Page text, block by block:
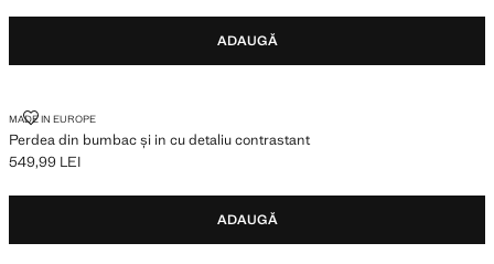
ADAUGĂ
MADE IN EUROPE
Perdea din bumbac și in cu detaliu contrastant
PERDEA DIN BUMBAC ȘI IN CU DETALIU CONTRASTANT
Preț actual [549,99 LEI ]
549,99 LEI
ADAUGĂ